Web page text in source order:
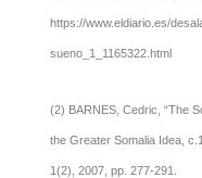
https://www.eldiario.es/
sueno_1_1165322.html
(2) BARNES, Cedric, “The
the Greater Somalia Idea,
1(2), 2007, pp. 277-291.